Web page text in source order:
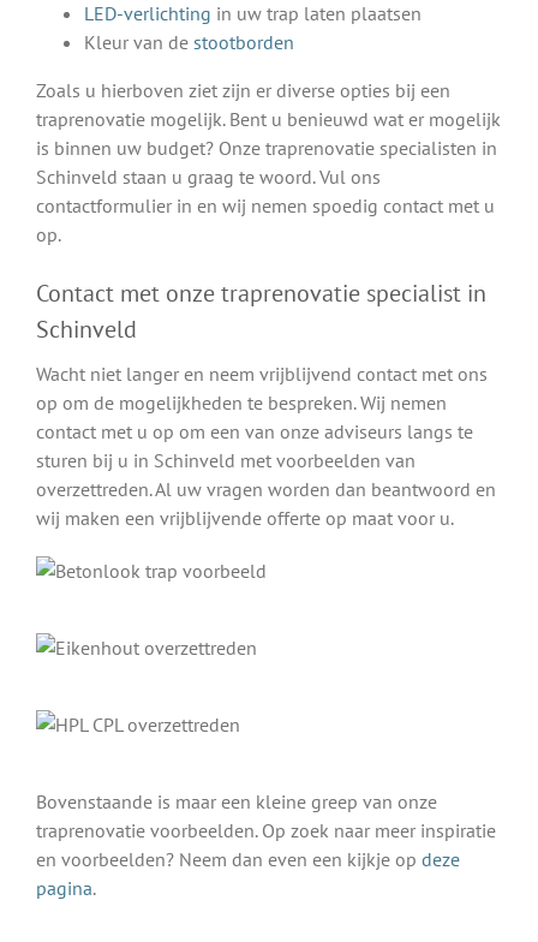
LED-verlichting in uw trap laten plaatsen
Kleur van de stootborden
Zoals u hierboven ziet zijn er diverse opties bij een
traprenovatie mogelijk. Bent u benieuwd wat er mogelijk
is binnen uw budget? Onze traprenovatie specialisten in
Schinveld staan u graag te woord. Vul ons
contactformulier in en wij nemen spoedig contact met u
op.
Contact met onze traprenovatie specialist in
Schinveld
Wacht niet langer en neem vrijblijvend contact met ons
op om de mogelijkheden te bespreken. Wij nemen
contact met u op om een van onze adviseurs langs te
sturen bij u in Schinveld met voorbeelden van
overzettreden. Al uw vragen worden dan beantwoord en
wij maken een vrijblijvende offerte op maat voor u.
Bovenstaande is maar een kleine greep van onze
traprenovatie voorbeelden. Op zoek naar meer inspiratie
en voorbeelden? Neem dan even een kijkje op deze
pagina.